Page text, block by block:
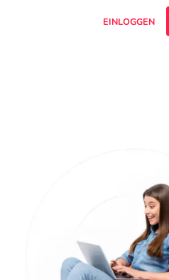
EINLOGGEN